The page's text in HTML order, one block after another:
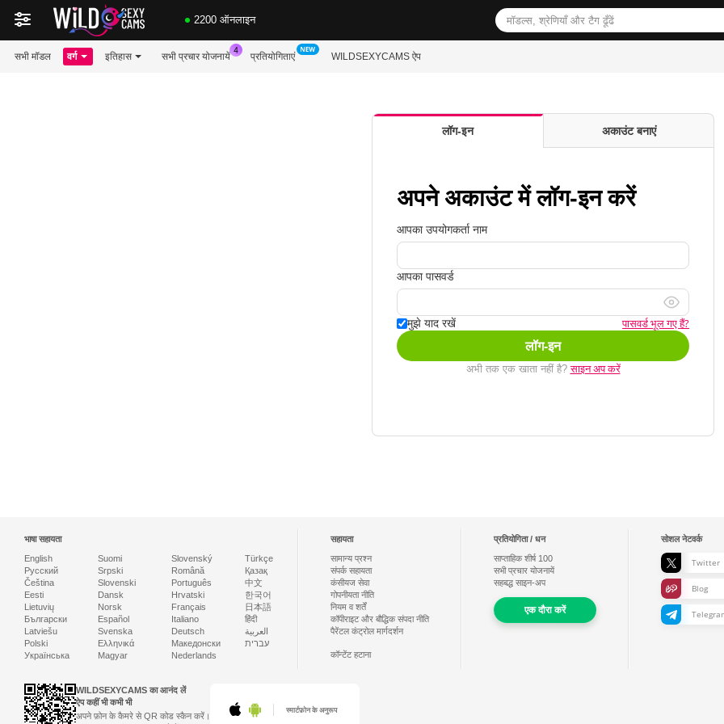
2200 ऑनलाइन
सभी मॉडल वर्ग इतिहास सभी प्रचार योजनायें प्रतियोगिताएं WILDSEXYCAMS ऐप
लॉग‑इन अकाउंट बनाएं
अपने अकाउंट में लॉग-इन करें
आपका उपयोगकर्ता नाम
आपका पासवर्ड
मुझे याद रखें पासवर्ड भूल गए हैं?
लॉग‑इन
अभी तक एक खाता नहीं है?साइन अप करें
भाषा सहायता
English
Русский
Čeština
Eesti
Lietuvių
Български
Latviešu
Polski
Українська
Suomi
Srpski
Slovenski
Dansk
Norsk
Español
Svenska
Ελληνικά
Magyar
Slovenský
Română
Português
Hrvatski
Français
Italiano
Deutsch
Македонски
Nederlands
Türkçe
Қазақ
中文
한국어
日本語
हिंदी
العربية
עברית
सहायता
सामान्य प्रश्न
संपर्क सहायता
कंसीयज सेवा
गोपनीयता नीति
नियम व शर्तें
कॉपीराइट और बौद्धिक संपदा नीति
पैरेंटल कंट्रोल मार्गदर्शन
कॉन्टेंट हटाना
प्रतियोगिता / धन
साप्ताहिक शीर्ष 100
सभी प्रचार योजनायें
सहबद्ध साइन-अप
एक दौरा करें
सोशल नेटवर्क
Twitter
Blog
WILDSEXYCAMS का आनंद लें
ऐप कहीं भी कभी भी
अपने फ़ोन के कैमरे से QR कोड स्कैन करें।
स्मार्टफ़ोन के अनुरूप